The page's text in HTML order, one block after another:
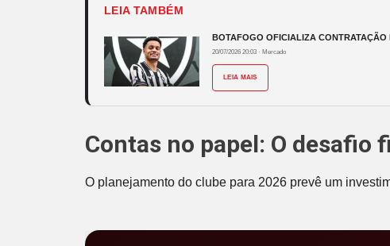
LEIA TAMBÉM
BOTAFOGO OFICIALIZA CONTRATAÇÃO
20/07/2026 20:03 · Mercado
LEIA MAIS
Contas no papel: O desafio
O planejamento do clube para 2026 prevê um